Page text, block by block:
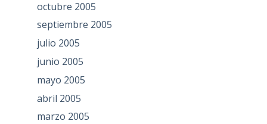
octubre 2005
septiembre 2005
julio 2005
junio 2005
mayo 2005
abril 2005
marzo 2005